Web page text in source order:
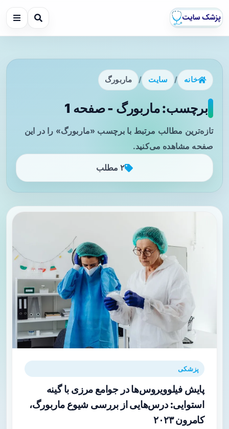
خانه / سایت / ماربورگ
برچسب: ماربورگ - صفحه 1
تازه‌ترین مطالب مرتبط با برچسب «ماربورگ» را در این
صفحه مشاهده می‌کنید.
۲ مطلب
پزشکی
پایش فیلوویروس‌ها در جوامع مرزی با گینه
استوایی: درس‌هایی از بررسی شیوع ماربورگ،
کامرون ۲۰۲۳